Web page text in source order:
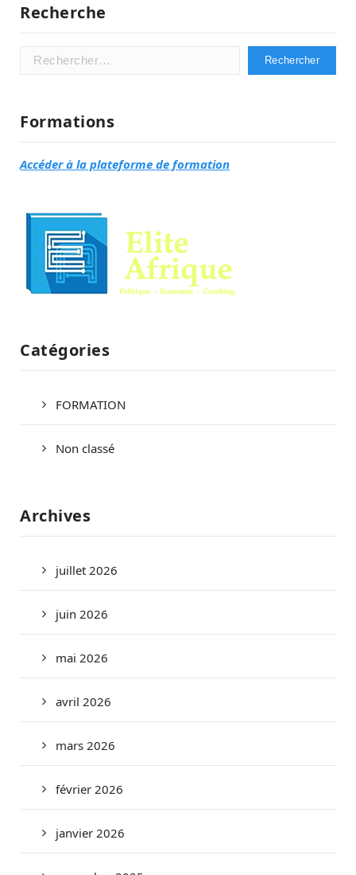
Recherche
Rechercher :
Formations
Accéder à la plateforme de formation
Catégories
FORMATION
Non classé
Archives
juillet 2026
juin 2026
mai 2026
avril 2026
mars 2026
février 2026
janvier 2026